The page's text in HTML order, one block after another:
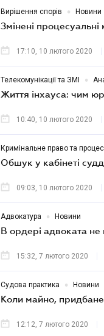
Вирішення спорів • Новини
Змінені
17:10, 10 лютого 2020
Телекомунікації та ЗМІ •
Життя інхауса: чим
10:40, 10 лютого 2020
Кримінальне право та процес
Обшук у кабінеті
09:03, 10 лютого 2020
Адвокатура • Новини
В ордері адвоката не
15:32, 7 лютого 2020
Судова практика • Новини
Коли майно, придбане
12:12, 7 лютого 2020